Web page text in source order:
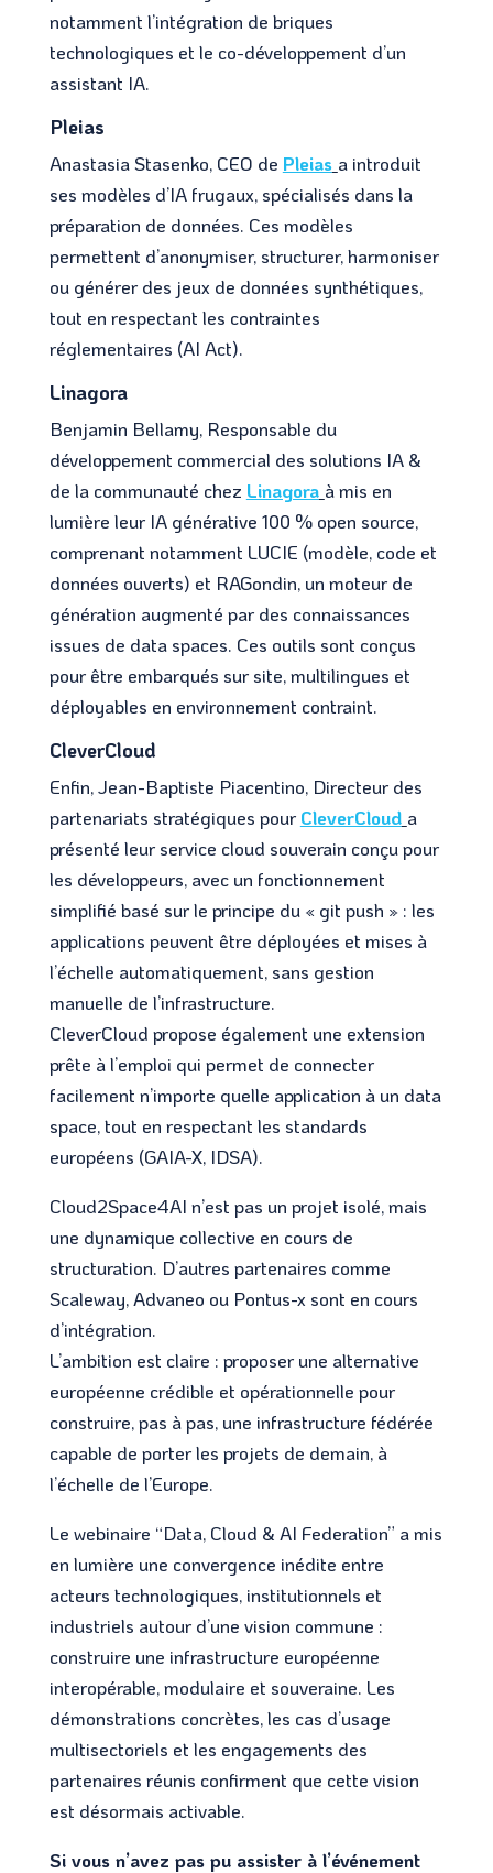
notamment l’intégration de briques
technologiques et le co-développement d’un
assistant IA.
Pleias
Anastasia Stasenko, CEO de Pleias a introduit
ses modèles d’IA frugaux, spécialisés dans la
préparation de données. Ces modèles
permettent d’anonymiser, structurer, harmoniser
ou générer des jeux de données synthétiques,
tout en respectant les contraintes
réglementaires (AI Act).
Linagora
Benjamin Bellamy, Responsable du
développement commercial des solutions IA &
de la communauté chez Linagora à mis en
lumière leur IA générative 100 % open source,
comprenant notamment LUCIE (modèle, code et
données ouverts) et RAGondin, un moteur de
génération augmenté par des connaissances
issues de data spaces. Ces outils sont conçus
pour être embarqués sur site, multilingues et
déployables en environnement contraint.
CleverCloud
Enfin, Jean-Baptiste Piacentino, Directeur des
partenariats stratégiques pour CleverCloud a
présenté leur service cloud souverain conçu pour
les développeurs, avec un fonctionnement
simplifié basé sur le principe du « git push » : les
applications peuvent être déployées et mises à
l’échelle automatiquement, sans gestion
manuelle de l’infrastructure.
CleverCloud propose également une extension
prête à l’emploi qui permet de connecter
facilement n’importe quelle application à un data
space, tout en respectant les standards
européens (GAIA-X, IDSA).
Cloud2Space4AI n’est pas un projet isolé, mais
une dynamique collective en cours de
structuration. D’autres partenaires comme
Scaleway, Advaneo ou Pontus-x sont en cours
d’intégration.
L’ambition est claire : proposer une alternative
européenne crédible et opérationnelle pour
construire, pas à pas, une infrastructure fédérée
capable de porter les projets de demain, à
l’échelle de l’Europe.
Le webinaire “Data, Cloud & AI Federation” a mis
en lumière une convergence inédite entre
acteurs technologiques, institutionnels et
industriels autour d’une vision commune :
construire une infrastructure européenne
interopérable, modulaire et souveraine. Les
démonstrations concrètes, les cas d’usage
multisectoriels et les engagements des
partenaires réunis confirment que cette vision
est désormais activable.
Si vous n’avez pas pu assister à l’événement